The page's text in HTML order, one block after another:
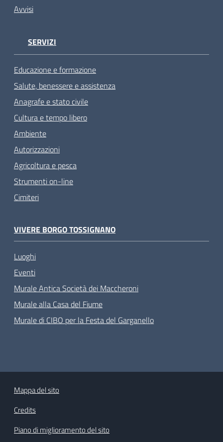
Avvisi
SERVIZI
Educazione e formazione
Salute, benessere e assistenza
Anagrafe e stato civile
Cultura e tempo libero
Ambiente
Autorizzazioni
Agricoltura e pesca
Strumenti on-line
Cimiteri
VIVERE BORGO TOSSIGNANO
Luoghi
Eventi
Murale Antica Società dei Maccheroni
Murale alla Casa del Fiume
Murale di CIBO per la Festa del Garganello
Mappa del sito
Credits
Piano di miglioramento del sito